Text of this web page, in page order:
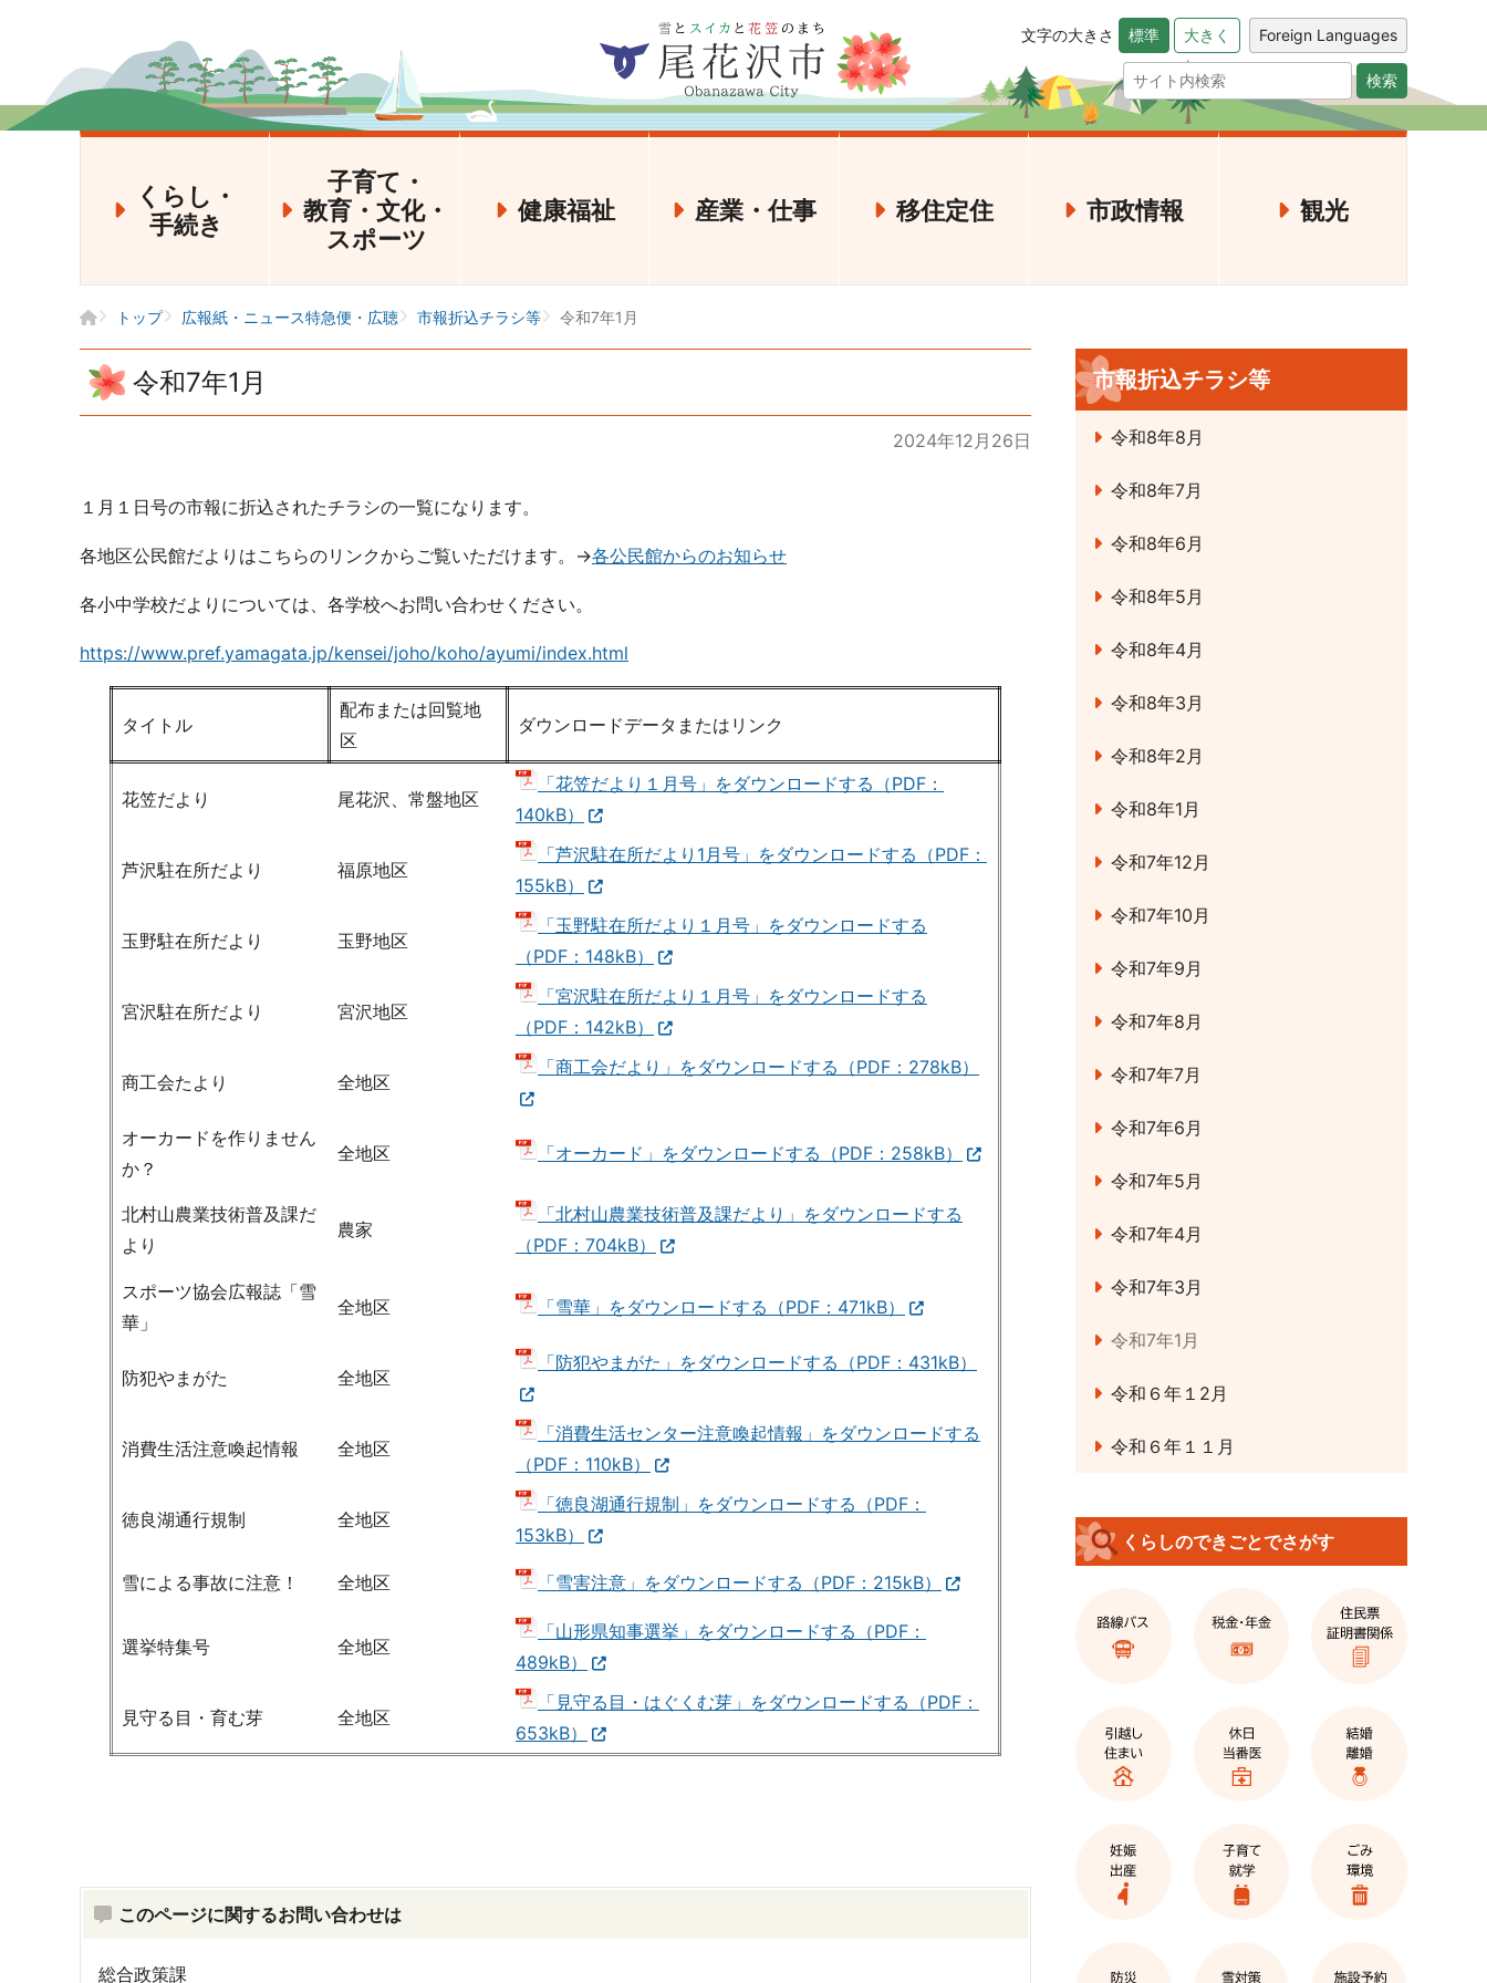
文字の大きさ 標準 大きく Foreign Languages
検索
くらし・
手続き
子育て・
教育・文化・
スポーツ
健康福祉 産業・仕事 移住定住 市政情報 観光
トップ 広報紙・ニュース特急便・広聴 市報折込チラシ等 令和7年1月
令和7年1月
2024年12月26日
１月１日号の市報に折込されたチラシの一覧になります。
各地区公民館だよりはこちらのリンクからご覧いただけます。→各公民館からのお知らせ
各小中学校だよりについては、各学校へお問い合わせください。
https://www.pref.yamagata.jp/kensei/joho/koho/ayumi/index.html
タイトル
配布または回覧地
区
ダウンロードデータまたはリンク
花笠だより 尾花沢、常盤地区
「花笠だより１月号」をダウンロードする（PDF：
140kB）
芦沢駐在所だより 福原地区
「芦沢駐在所だより1月号」をダウンロードする（PDF：
155kB）
玉野駐在所だより 玉野地区
「玉野駐在所だより１月号」をダウンロードする
（PDF：148kB）
宮沢駐在所だより 宮沢地区
「宮沢駐在所だより１月号」をダウンロードする
（PDF：142kB）
商工会たより 全地区
「商工会だより」をダウンロードする（PDF：278kB）
オーカードを作りません
か？
全地区 「オーカード」をダウンロードする（PDF：258kB）
北村山農業技術普及課だ
より
農家
「北村山農業技術普及課だより」をダウンロードする
（PDF：704kB）
スポーツ協会広報誌「雪
華」
全地区 「雪華」をダウンロードする（PDF：471kB）
防犯やまがた 全地区
「防犯やまがた」をダウンロードする（PDF：431kB）
消費生活注意喚起情報 全地区
「消費生活センター注意喚起情報」をダウンロードする
（PDF：110kB）
徳良湖通行規制 全地区
「徳良湖通行規制」をダウンロードする（PDF：
153kB）
雪による事故に注意！ 全地区 「雪害注意」をダウンロードする（PDF：215kB）
選挙特集号 全地区
「山形県知事選挙」をダウンロードする（PDF：
489kB）
見守る目・育む芽 全地区
「見守る目・はぐくむ芽」をダウンロードする（PDF：
653kB）
このページに関するお問い合わせは
総合政策課
市報折込チラシ等
令和8年8月
令和8年7月
令和8年6月
令和8年5月
令和8年4月
令和8年3月
令和8年2月
令和8年1月
令和7年12月
令和7年10月
令和7年9月
令和7年8月
令和7年7月
令和7年6月
令和7年5月
令和7年4月
令和7年3月
令和7年1月
令和６年１2月
令和６年１１月
くらしのできごとでさがす